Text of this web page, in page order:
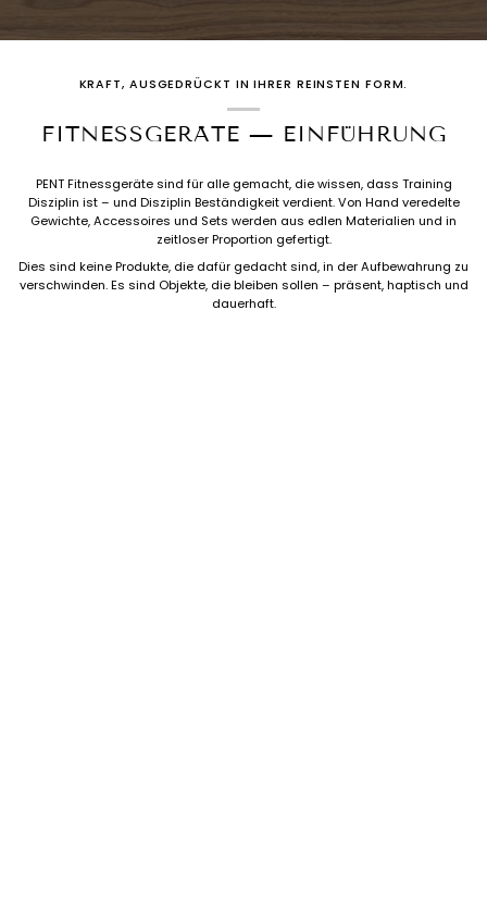
KRAFT, AUSGEDRÜCKT IN IHRER REINSTEN FORM.
FITNESSGERÄTE — EINFÜHRUNG
PENT Fitnessgeräte sind für alle gemacht, die wissen, dass Training
Disziplin ist – und Disziplin Beständigkeit verdient. Von Hand veredelte
Gewichte, Accessoires und Sets werden aus edlen Materialien und in
zeitloser Proportion gefertigt.
Dies sind keine Produkte, die dafür gedacht sind, in der Aufbewahrung zu
verschwinden. Es sind Objekte, die bleiben sollen – präsent, haptisch und
dauerhaft.